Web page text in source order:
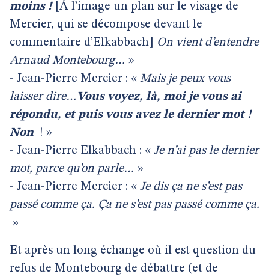
moins ! [À l’image un plan sur le visage de
Mercier, qui se décompose devant le
commentaire d’Elkabbach]
On vient d’entendre
Arnaud Montebourg… »
- Jean-Pierre Mercier : « Mais je peux vous
laisser dire… Vous voyez, là, moi je vous ai
répondu, et puis vous avez le dernier mot !
Non ! »
- Jean-Pierre Elkabbach : « Je n’ai pas le dernier
mot, parce qu’on parle… »
- Jean-Pierre Mercier : « Je dis ça ne s’est pas
passé comme ça. Ça ne s’est pas passé comme ça.
»
Et après un long échange où il est question du
refus de Montebourg de débattre (et de